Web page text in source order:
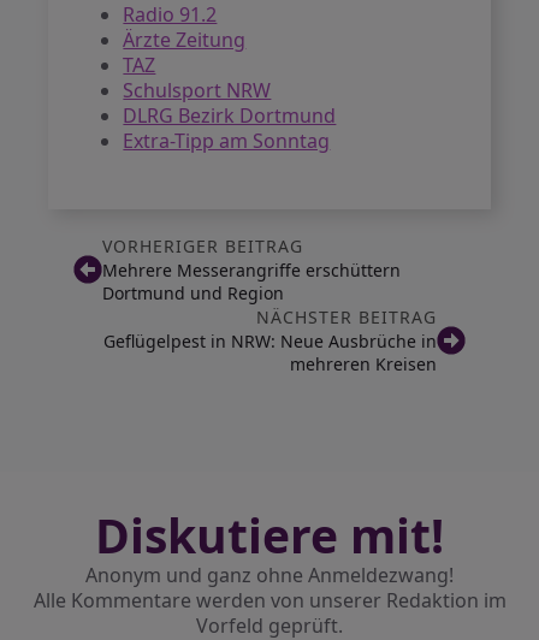
Radio 91.2
Ärzte Zeitung
TAZ
Schulsport NRW
DLRG Bezirk Dortmund
Extra-Tipp am Sonntag
VORHERIGER BEITRAG
Mehrere Messerangriffe erschüttern
Dortmund und Region
NÄCHSTER BEITRAG
Geflügelpest in NRW: Neue Ausbrüche in
mehreren Kreisen
Diskutiere mit!
Anonym und ganz ohne Anmeldezwang!
Alle Kommentare werden von unserer Redaktion im
Vorfeld geprüft.